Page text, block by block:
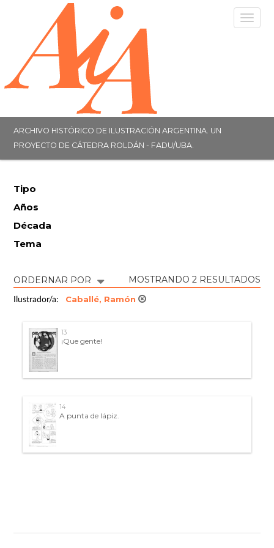
ARCHIVO HISTÓRICO DE ILUSTRACIÓN ARGENTINA. UN
PROYECTO DE CÁTEDRA ROLDÁN - FADU/UBA.
Tipo
Años
Década
Tema
ORDERNAR POR MOSTRANDO 2 RESULTADOS
Ilustrador/a: Caballé, Ramón
13
¡Que gente!
14
A punta de lápiz.